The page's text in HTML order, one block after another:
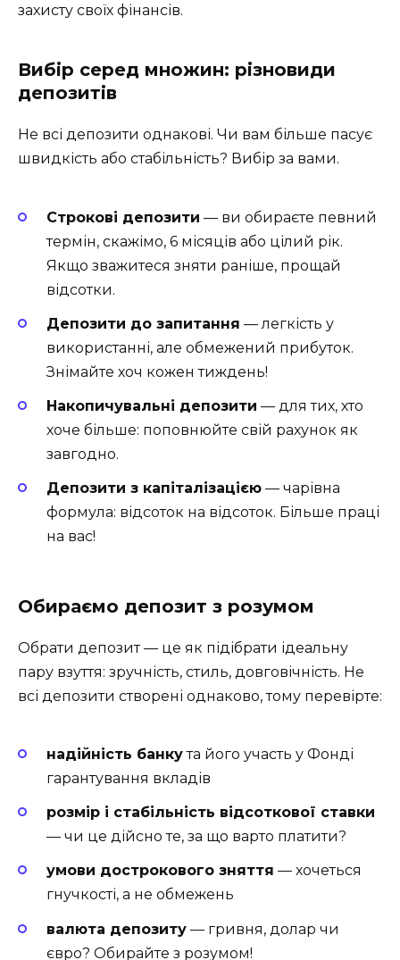
захисту своїх фінансів.
Вибір серед множин: різновиди
депозитів
Не всі депозити однакові. Чи вам більше пасує
швидкість або стабільність? Вибір за вами.
Строкові депозити — ви обираєте певний
термін, скажімо, 6 місяців або цілий рік.
Якщо зважитеся зняти раніше, прощай
відсотки.
Депозити до запитання — легкість у
використанні, але обмежений прибуток.
Знімайте хоч кожен тиждень!
Накопичувальні депозити — для тих, хто
хоче більше: поповнюйте свій рахунок як
завгодно.
Депозити з капіталізацією — чарівна
формула: відсоток на відсоток. Більше праці
на вас!
Обираємо депозит з розумом
Обрати депозит — це як підібрати ідеальну
пару взуття: зручність, стиль, довговічність. Не
всі депозити створені однаково, тому перевірте:
надійність банкута його участь у Фонді
гарантування вкладів
розмір і стабільність відсоткової ставки
— чи це дійсно те, за що варто платити?
умови дострокового зняття — хочеться
гнучкості, а не обмежень
валюта депозиту — гривня, долар чи
євро? Обирайте з розумом!